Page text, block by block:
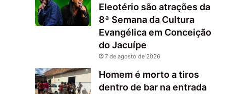
Eleotério são atrações da
8ª Semana da Cultura
Evangélica em Conceição
do Jacuípe
7 de agosto de 2026
Homem é morto a tiros
dentro de bar na entrada